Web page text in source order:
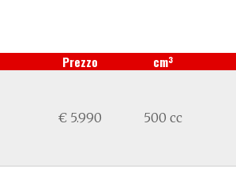
Prezzo cm3
€ 5.990 500 cc